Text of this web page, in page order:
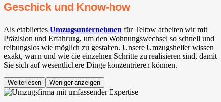
Geschick und Know-how
Als etabliertes Umzugsunternehmen für Teltow arbeiten wir mit
Präzision und Erfahrung, um den Wohnungswechsel so schnell und
reibungslos wie möglich zu gestalten. Unsere Umzugshelfer wissen
exakt, wann und wie die einzelnen Schritte zu realisieren sind, damit
Sie sich auf wesentlichere Dinge konzentrieren können.
Weiterlesen Weniger anzeigen